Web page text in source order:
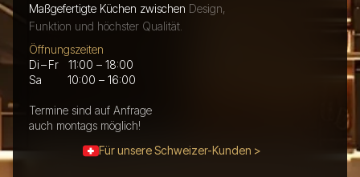
Maßgefertigte Küchen zwischen Design,
Funktion und höchster Qualität.
Öffnungszeiten
Di – Fr 11:00 – 18:00
Sa 10:00 – 16:00
Termine sind auf Anfrage
auch montags möglich!
Für unsere Schweizer-Kunden >